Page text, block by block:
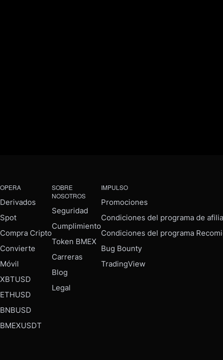
OPERA
Derivados
Spot
Compra Cripto
Convierte
Móvil
XBTUSD
ETHUSD
BNBUSD
BMEXUSDT
SOBRE
NOSOTROS
Seguridad
Cumplimiento
Token BMEX
Carreras
Blog
Legal
IMPULSO
Promociones
Condiciones del programa de
Condiciones del programa
Bug Bounty
TradingView